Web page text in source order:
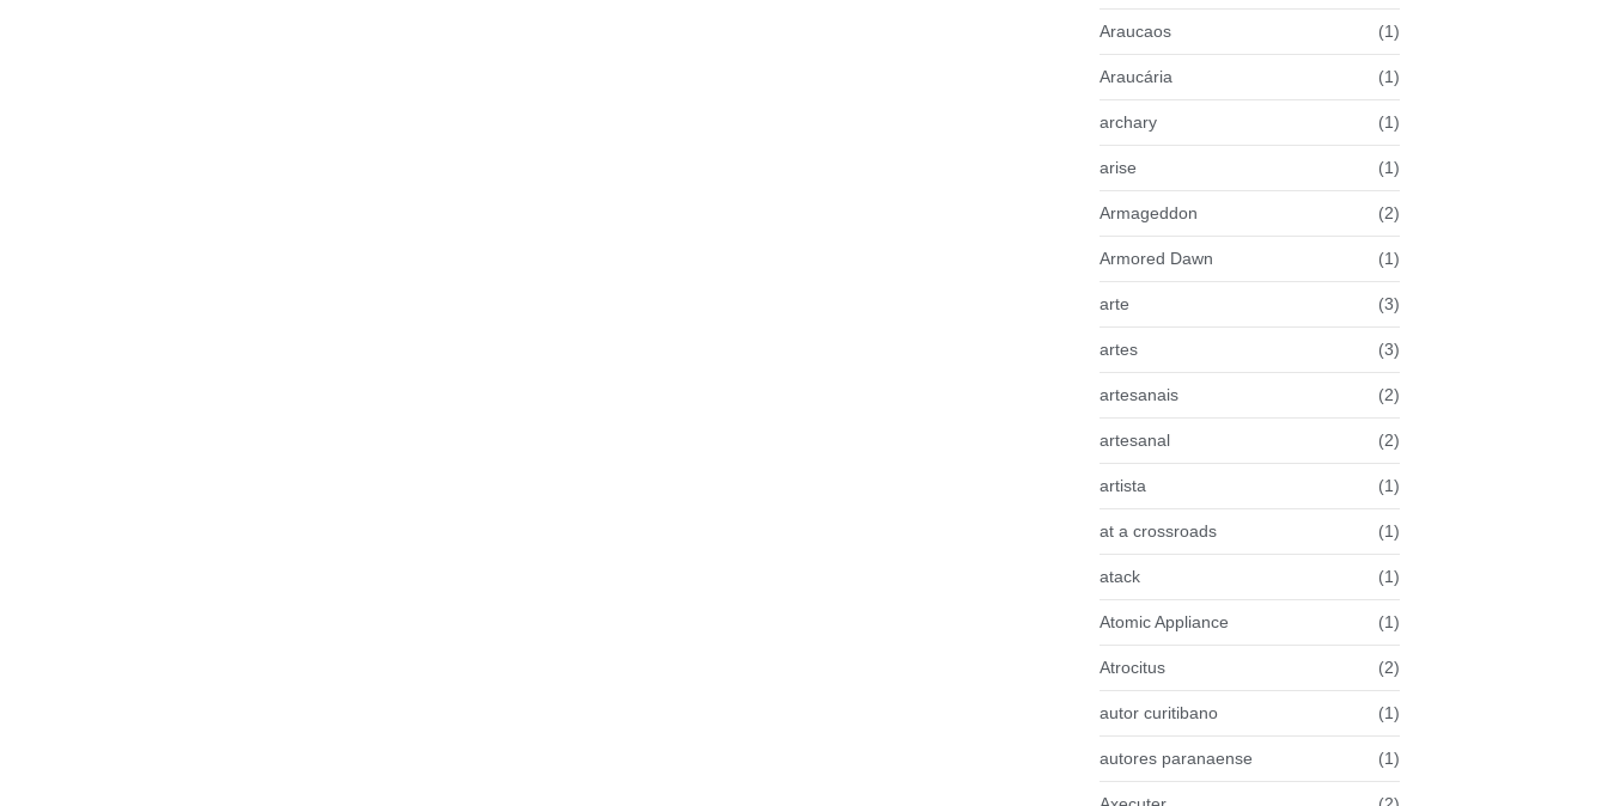
Araucaos (1)
Araucária (1)
archary (1)
arise (1)
Armageddon (2)
Armored Dawn (1)
arte (3)
artes (3)
artesanais (2)
artesanal (2)
artista (1)
at a crossroads (1)
atack (1)
Atomic Appliance (1)
Atrocitus (2)
autor curitibano (1)
autores paranaense (1)